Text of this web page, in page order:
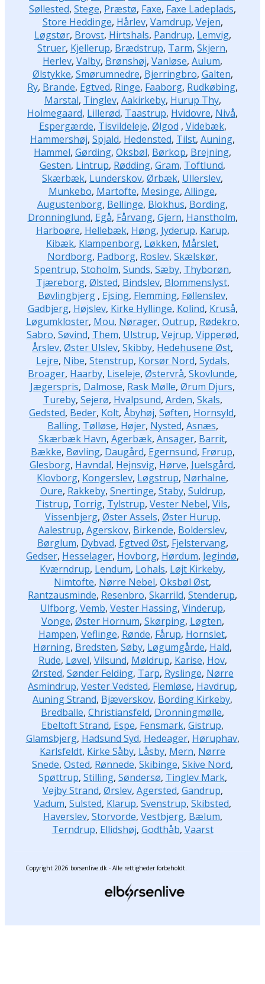
Søllested, Stege, Præstø, Faxe, Faxe Ladeplads,
Store Heddinge, Hårlev, Vamdrup, Vejen,
Løgstør, Brovst, Hirtshals, Pandrup, Lemvig,
Struer, Kjellerup, Brædstrup, Tarm, Skjern,
Herlev, Valby, Brønshøj, Vanløse, Aulum,
Ølstykke, Smørumnedre, Bjerringbro, Galten,
Ry, Brande, Egtved, Ringe, Faaborg, Rudkøbing,
Marstal, Tinglev, Aakirkeby, Hurup Thy,
Holmegaard, Lillerød, Taastrup, Hvidovre, Nivå,
Espergærde, Tisvildeleje, Ølgod , Videbæk,
Hammershøj, Spjald, Hedensted, Tilst, Auning,
Hammel, Gørding, Oksbøl, Børkop, Brejning,
Gesten, Lintrup, Rødding, Gram, Toftlund,
Skærbæk, Lunderskov, Ørbæk, Ullerslev,
Munkebo, Martofte, Mesinge, Allinge,
Augustenborg, Bellinge, Blokhus, Bording,
Dronninglund, Egå, Fårvang, Gjern, Hanstholm,
Harboøre, Hellebæk, Høng, Jyderup, Karup,
Kibæk, Klampenborg, Løkken, Mårslet,
Nordborg, Padborg, Roslev, Skælskør,
Spentrup, Stoholm, Sunds, Sæby, Thyborøn,
Tjæreborg, Ølsted, Bindslev, Blommenslyst,
Bøvlingbjerg, Ejsing, Flemming, Føllenslev,
Gadbjerg, Højslev, Kirke Hyllinge, Kolind, Kruså,
Løgumkloster, Mou, Nørager, Outrup, Rødekro,
Sabro, Søvind, Them, Ulstrup, Vejrup, Vipperød,
Årslev, Øster Ulslev, Skibby, Hedehusene Øst,
Lejre, Nibe, Stenstrup, Korsør Nord, Sydals,
Broager, Haarby, Liseleje, Østervrå, Skovlunde,
Jægerspris, Dalmose, Rask Mølle, Ørum Djurs,
Tureby, Sejerø, Hvalpsund, Arden, Skals,
Gedsted, Beder, Kolt, Åbyhøj, Søften, Hornsyld,
Balling, Tølløse, Højer, Nysted, Asnæs,
Skærbæk Havn, Agerbæk, Ansager, Barrit,
Bække, Bøvling, Daugård, Egernsund, Frørup,
Glesborg, Havndal, Hejnsvig, Hørve, Juelsgård,
Klovborg, Kongerslev, Løgstrup, Nørhalne,
Oure, Rakkeby, Snertinge, Staby, Suldrup,
Tistrup, Torrig, Tylstrup, Vester Nebel, Vils,
Vissenbjerg, Øster Assels, Øster Hurup,
Aalestrup, Agerskov, Birkende, Bolderslev,
Børglum, Dybvad, Egtved Øst, Fjelstervang,
Gedser, Hesselager, Hovborg, Hørdum, Jegindø,
Kværndrup, Lendum, Lohals, Løjt Kirkeby,
Nimtofte, Nørre Nebel, Oksbøl Øst,
Rantzausminde, Resenbro, Skarrild, Stenderup,
Ulfborg, Vemb, Vester Hassing, Vinderup,
Vonge, Øster Hornum, Skørping, Løgten,
Hampen, Veflinge, Rønde, Fårup, Hornslet,
Hørning, Bredsten, Søby, Løgumgårde, Hald,
Rude, Løvel, Vilsund, Møldrup, Karise, Hov,
Ørsted, Sønder Felding, Tarp, Ryslinge, Nørre
Asmindrup, Vester Vedsted, Flemløse, Havdrup,
Auning Strand, Bjæverskov, Bording Kirkeby,
Bredballe, Christiansfeld, Dronningmølle,
Ebeltoft Strand, Espe, Fensmark, Gistrup,
Glamsbjerg, Hadsund Syd, Hedeager, Høruphav,
Karlsfeldt, Kirke Såby, Låsby, Mern, Nørre
Snede, Osted, Rønnede, Skibinge, Skive Nord,
Spøttrup, Stilling, Søndersø, Tinglev Mark,
Vejby Strand, Ørslev, Agersted, Gandrup,
Vadum, Sulsted, Klarup, Svenstrup, Skibsted,
Haverslev, Storvorde, Vestbjerg, Bælum,
Terndrup, Ellidshøj, Godthåb, Vaarst
Copyright 2026 borsenlive.dk - Alle rettigheder forbeholdt.